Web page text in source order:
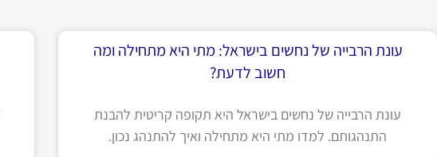
עונת הרבייה של נחשים בישראל: מתי היא מתחילה ומה
חשוב לדעת?
עונת הרבייה של נחשים בישראל היא תקופה קריטית להבנת
התנהגותם. למדו מתי היא מתחילה ואיך להתנהג נכון.